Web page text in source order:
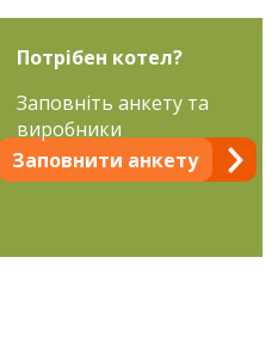
Потрібен котел?
Заповнити анкету
Заповніть анкету та
виробники